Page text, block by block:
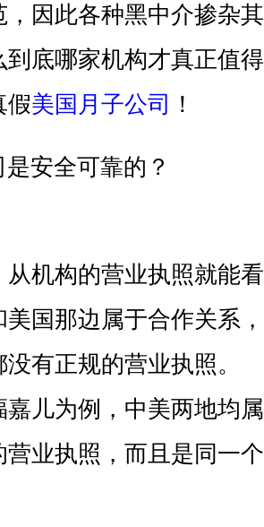
因此各种黑中介掺杂其
底哪家机构才真正值得
假美国月子公司 ！
机构的营业执照就能看
国那边属于合作关系，
有正规的营业执照。
儿为例，中美两地均属
业执照，而且是同一个